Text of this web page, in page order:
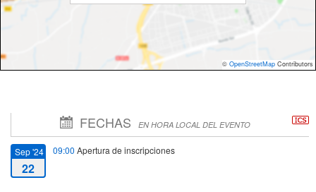
© OpenStreetMap Contributors
FECHAS EN HORA LOCAL DEL EVENTO
Sep '24
22
09:00 Apertura de inscripciones